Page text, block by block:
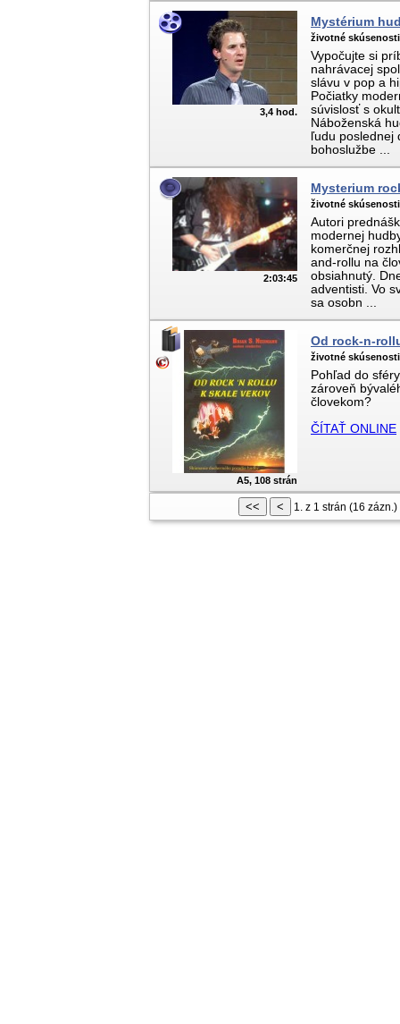
3,4 hod.
Mystérium
životné
Vypočujte si
nahrávacej
slávu v pop a
Počiatky
súvislosť s
Náboženská
ľudu poslednej
bohoslužbe ...
2:03:45
Mysterium
životné
Autori
modernej
komerčnej
and-rollu na
obsiahnutý.
adventisti. Vo
sa osobn ...
A5, 108 strán
Od rock-n-
životné
Pohľad do
zároveň
človekom?
ČÍTAŤ ONLINE
1. z 1 strán (16 zázn.)